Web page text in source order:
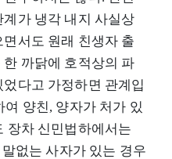
가 냉각 내지 사실상
서도 원래 친생자 출
까닭에 호적상의 파
다고 가정하면 관계입
양친, 양자가 처가 있
장차 신민법하에서는
없는 사자가 있는 경우